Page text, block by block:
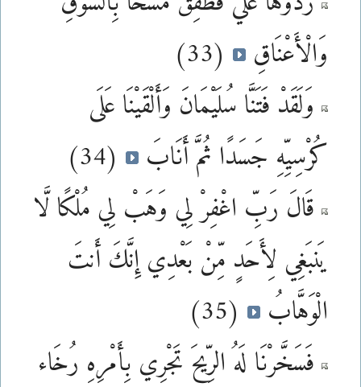
وَالْأَعْنَاقِ
(33)
وَلَقَدْ فَتَنَّا سُلَيْمَانَ وَأَلْقَيْنَا عَلَى
كُرْسِيِّهِ جَسَدًا ثُمَّ أَنَابَ
(34)
قَالَ رَبِّ اغْفِرْ لِي وَهَبْ لِي مُلْكًا لَّا
يَنبَغِي لِأَحَدٍ مِّنْ بَعْدِي إِنَّكَ أَنتَ
الْوَهَّابُ
(35)
فَسَخَّرْنَا لَهُ الرِّيحَ تَجْرِي بِأَمْرِهِ رُخَاء